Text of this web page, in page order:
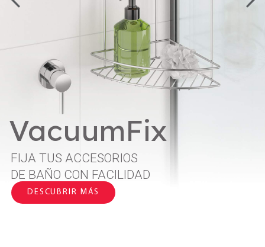
VacuumFix
FIJA TUS ACCESORIOS
DE BAÑO CON FACILIDAD
DESCUBRIR MÁS